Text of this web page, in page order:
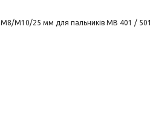
М8/М10/25 мм для пальників MB 401 / 501